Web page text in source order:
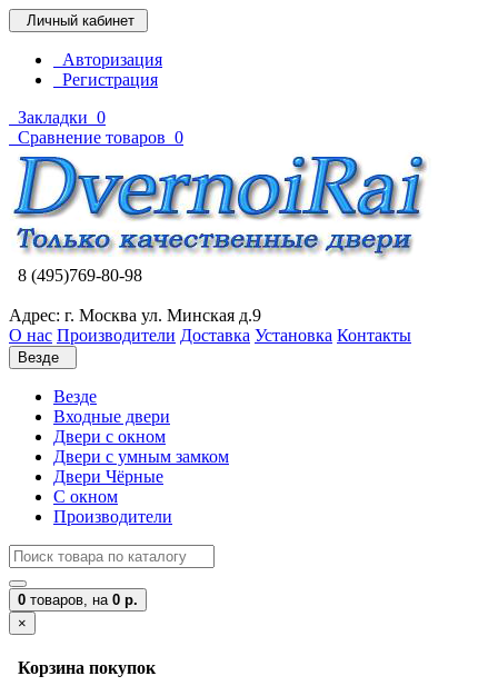
Личный кабинет
Авторизация
Регистрация
Закладки 0
Сравнение товаров 0
8 (495)769-80-98
Адрес: г. Москва ул. Минская д.9
О нас Производители Доставка Установка Контакты
Везде
Везде
Входные двери
Двери с окном
Двери с умным замком
Двери Чёрные
C окном
Производители
0 товаров, на 0 р.
×
Корзина покупок